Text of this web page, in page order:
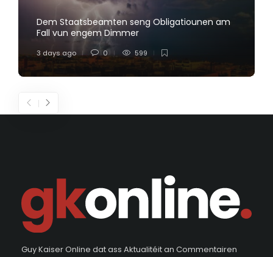
Dem Staatsbeamten seng Obligatiounen am
Fall vun engem Dimmer
3 days ago 0 599
Guy Kaiser Online dat ass Aktualitéit an Commentairen